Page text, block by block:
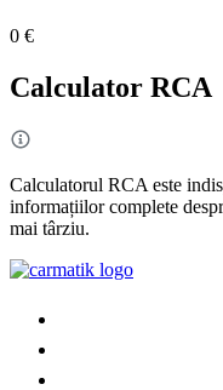
0 €
Calculator RCA
Calculatorul RCA este
informațiilor complete
mai târziu.